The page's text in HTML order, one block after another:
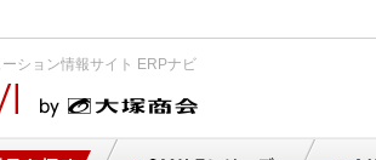
ション情報サイト ERPナビ